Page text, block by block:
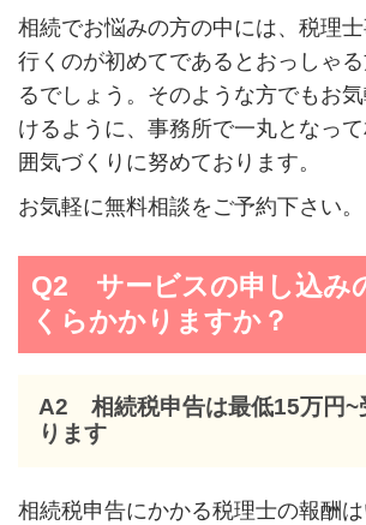
相続でお悩みの方の中には、税理
行くのが初めてであるとおっしゃ
るでしょう。そのような方でもお
けるように、事務所で一丸となっ
囲気づくりに努めております。
お気軽に無料相談をご予約下さい。
Q2 サービスの申し込み
くらかかりますか？
A2 相続税申告は最低15万円~
ります
相続税申告にかかる税理士の報酬